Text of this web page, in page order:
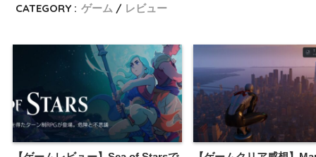
CATEGORY : ゲーム レビュー